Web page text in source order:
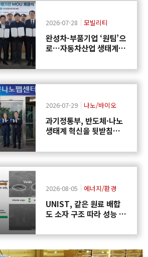
2026-07-28 모빌리티
완성차-부품기업 ‘원팀’으
로…자동차산업 생태계
2026-07-29 나노/바이오
과기정통부, 반도체·나노
생태계 혁신을 뒷받침하
출범
2026-08-05 에너지/환경
UNIST, 같은 원료 배합
도 소자 구조 따라 성능 달